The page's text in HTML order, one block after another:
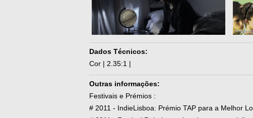
Dados Técnicos:
Cor | 2.35:1 |
Outras informações:
Festivais e Prémios :
# 2011 - IndieLisboa: Prémio TAP para a Melhor